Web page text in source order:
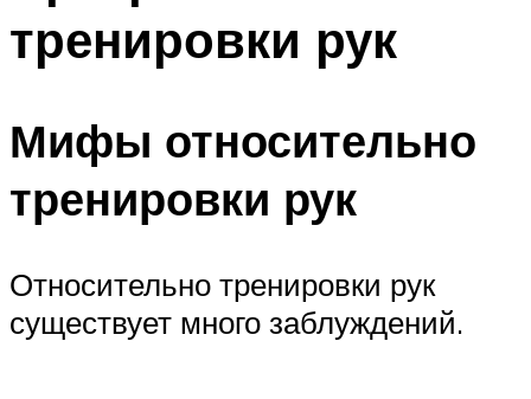
СТИЛИ ПЛАВАНЬЯ
ПЛАВАНЬЕ ДЛЯ ДЕТЕЙ
ОЧИСТКА БАССЕЙНОВ
тренировки рук
Мифы относительно
тренировки рук
Относительно тренировки рук
существует много заблуждений.